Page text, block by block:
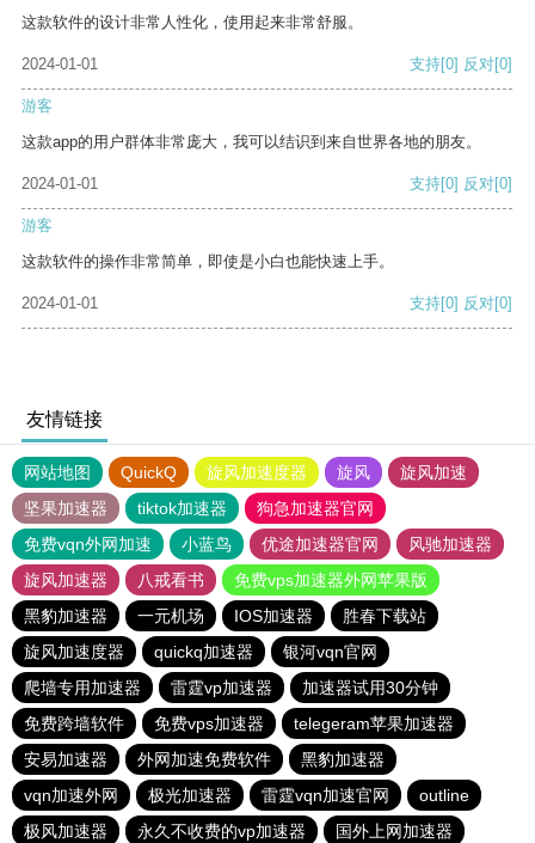
这款软件的设计非常人性化，使用起来非常舒服。
2024-01-01 支持[0] 反对[0]
游客
这款app的用户群体非常庞大，我可以结识到来自世界各地的朋友。
2024-01-01 支持[0] 反对[0]
游客
这款软件的操作非常简单，即使是小白也能快速上手。
2024-01-01 支持[0] 反对[0]
友情链接
网站地图 QuickQ 旋风加速度器 旋风
旋风加速
坚果加速器
tiktok加速器
狗急加速器官网
免费vqn外网加速
小蓝鸟 优途加速器官网
风驰加速器
旋风加速器
八戒看书
免费vps加速器外网苹果版
黑豹加速器
一元机场 IOS加速器
胜春下载站
旋风加速度器
quickq加速器
银河vqn官网
爬墙专用加速器
雷霆vp加速器
加速器试用30分钟
免费跨墙软件
免费vps加速器
telegeram苹果加速器
安易加速器
外网加速免费软件
黑豹加速器
vqn加速外网
极光加速器 雷霆vqn加速官网
outline
极风加速器
永久不收费的vp加速器 国外上网加速器